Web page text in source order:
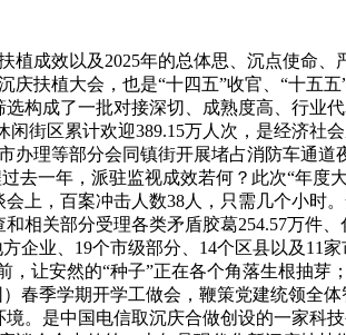
成效以及2025年的总体思、沉点使命、
扶植大会，也是“十四五”收官、“十五
构成了一批对接深切、成熟度高、行业
街区累计欢迎389.15万人次，是经济社
理等部分会同镇街开展堵占消防车通道
一年，派驻监视成效若何？此次“年度
上，百案冲击人数38人，只需几个小时
相关部分受理各类矛盾胶葛254.57万件
企业、19个市级部分、14个区县以及11
让安然的“种子”正在各个角落生根抽芽
春季学期开学工做会，鞭策党建统领全
。是中国电信取沉庆合做创设的一家科